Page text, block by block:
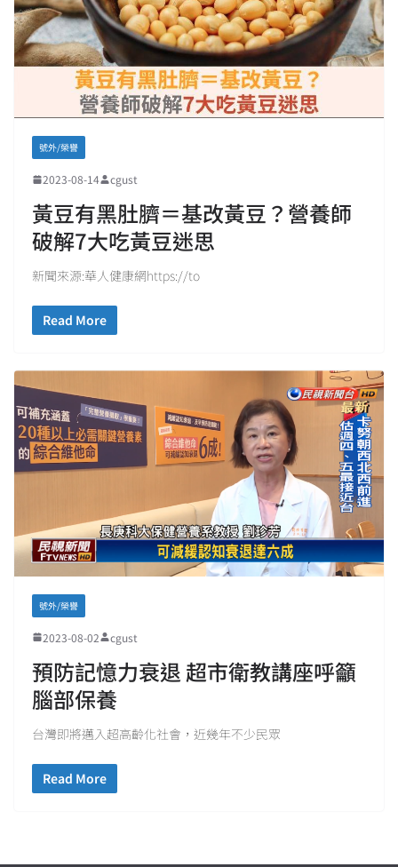
號外/榮譽
2023-08-14 cgust
黃豆有黑肚臍＝基改黃豆？營養師
破解7大吃黃豆迷思
新聞來源:華人健康網https://to
Read More
號外/榮譽
2023-08-02 cgust
預防記憶力衰退 超市衛教講座呼籲
腦部保養
台灣即將邁入超高齡化社會，近幾年不少民眾
Read More